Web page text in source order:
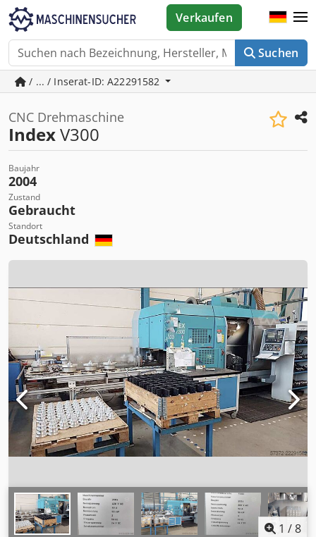
Suchen
Verkaufen
/ ... / Inserat-ID: A22291582
CNC Drehmaschine
IndexV300
Baujahr
2004
Zustand
Gebraucht
Standort
Deutschland
1 /8